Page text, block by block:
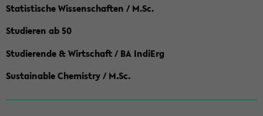
Statistische Wissenschaften / M.Sc.
Studieren ab 50
Studierende & Wirtschaft / BA IndiErg
Sustainable Chemistry / M.Sc.